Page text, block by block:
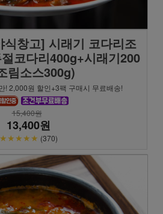
식창고] 시래기 코다리조
코다리400g+시래기200
림소스300g)
2,000원 할인+3팩 구매시 무료배송!
15,400원
13,400원
★★★★★ (370)